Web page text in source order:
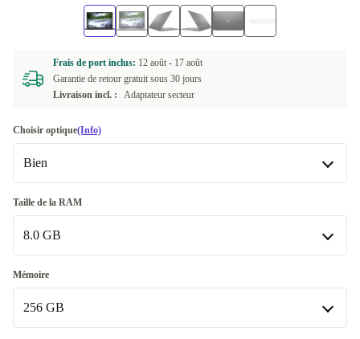
Frais de port inclus: 12 août - 17 août
Garantie de retour gratuit sous 30 jours
Livraison incl. :
Adaptateur secteur
Choisir optique(Info)
Bien
Bien
Très bien +50,00 €
Excellent
Taille de la RAM
8.0 GB
8.0 GB
Disponible dans d'autres variantes
16.0 GB
Mémoire
256 GB